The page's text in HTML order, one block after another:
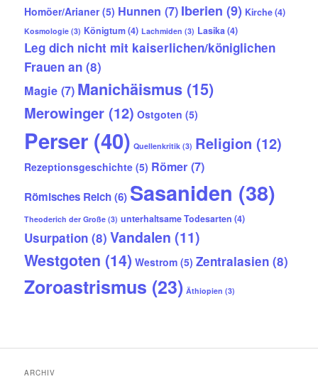
Homöer/Arianer(5) Hunnen (7) Iberien (9) Kirche(4)
Kosmologie (3) Königtum(4) Lachmiden (3) Lasika(4)
Leg dich nicht mit kaiserlichen/königlichen
Frauen an (8)
Magie (7) Manichäismus (15)
Merowinger (12) Ostgoten (5)
Perser (40) Quellenkritik (3) Religion (12)
Rezeptionsgeschichte (5) Römer (7)
Römisches Reich(6) Sasaniden (38)
Theoderich der Große (3) unterhaltsame Todesarten (4)
Usurpation (8) Vandalen (11)
Westgoten (14) Westrom (5) Zentralasien (8)
Zoroastrismus (23) Äthiopien (3)
ARCHIV